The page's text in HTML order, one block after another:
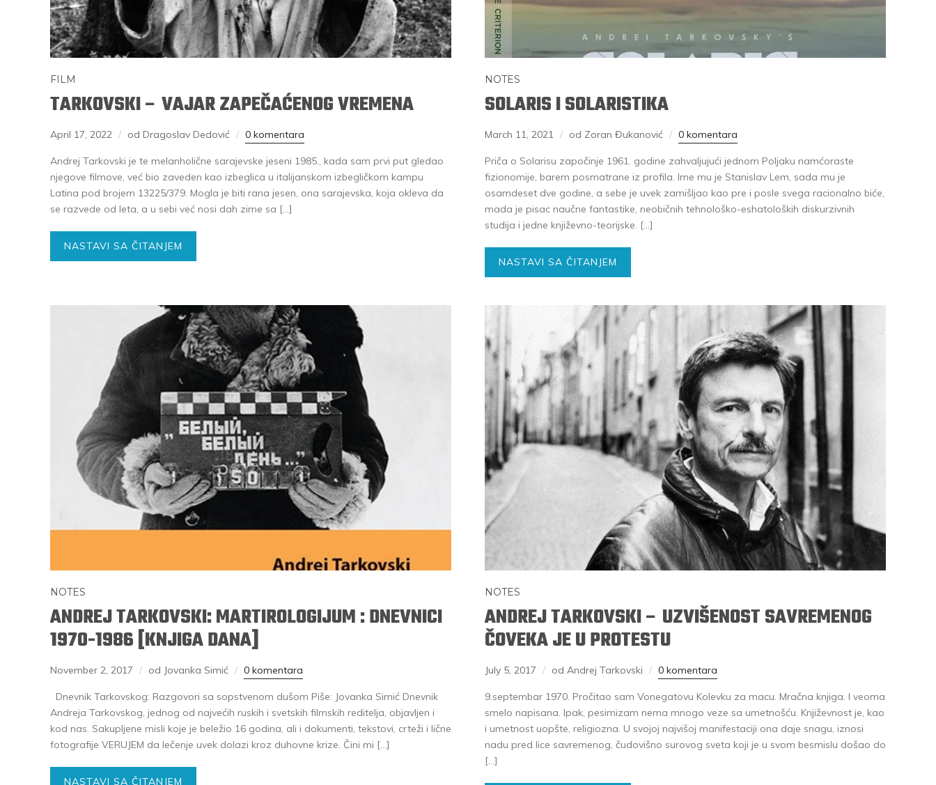
FILM
TARKOVSKI – VAJAR ZAPEČAĆENOG VREMENA
April 17, 2022 od Dragoslav Dedović 0 komentara
Andrej Tarkovski je te melanholične sarajevske jeseni 1985., kada sam prvi put gledao
njegove filmove, već bio zaveden kao izbeglica u italijanskom izbegličkom kampu
Latina pod brojem 13225/379. Mogla je biti rana jesen, ona sarajevska, koja okleva da
se razvede od leta, a u sebi već nosi dah zime sa […]
NASTAVI SA ČITANJEM
NOTES
SOLARIS I SOLARISTIKA
March 11, 2021 od Zoran Đukanović 0 komentara
Priča o Solarisu započinje 1961. godine zahvaljujući jednom Poljaku namćoraste
fizionomije, barem posmatrane iz profila. Ime mu je Stanislav Lem, sada mu je
osamdeset dve godine, a sebe je uvek zamišljao kao pre i posle svega racionalno biće,
mada je pisac naučne fantastike, neobičnih tehnološko-eshatoloških diskurzivnih
studija i jedne književno-teorijske. […]
NASTAVI SA ČITANJEM
NOTES
ANDREJ TARKOVSKI: MARTIROLOGIJUM : DNEVNICI
1970-1986 [KNJIGA DANA]
November 2, 2017 od Jovanka Simić 0 komentara
Dnevnik Tarkovskog: Razgovori sa sopstvenom dušom Piše: Jovanka Simić Dnevnik
Andreja Tarkovskog, jednog od najvećih ruskih i svetskih filmskih reditelja, objavljen i
kod nas. Sakupljene misli koje je beležio 16 godina, ali i dokumenti, tekstovi, crteži i lične
fotografije VERUJEM da lečenje uvek dolazi kroz duhovne krize. Čini mi […]
NASTAVI SA ČITANJEM
NOTES
ANDREJ TARKOVSKI – UZVIŠENOST SAVREMENOG
ČOVEKA JE U PROTESTU
July 5, 2017 od Andrej Tarkovski 0 komentara
9.septembar 1970. Pročitao sam Vonegatovu Kolevku za macu. Mračna knjiga. I veoma
smelo napisana. Ipak, pesimizam nema mnogo veze sa umetnošću. Književnost je, kao
i umetnost uopšte, religiozna. U svojoj najvišoj manifestaciji ona daje snagu, iznosi
nadu pred lice savremenog, čudovišno surovog sveta koji je u svom besmislu došao do
[…]